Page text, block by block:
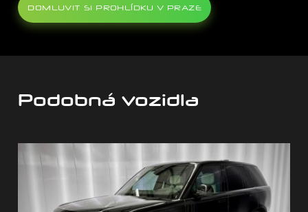
DOMLUVIT SI PROHLÍDKU V PRAZE
Podobná vozidla